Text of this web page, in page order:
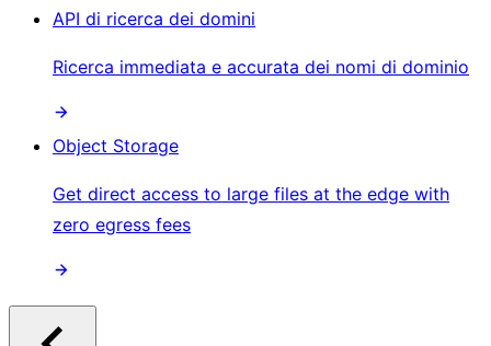
API di ricerca dei domini
Ricerca immediata e accurata dei nomi di dominio
Object Storage
Get direct access to large files at the edge with
zero egress fees